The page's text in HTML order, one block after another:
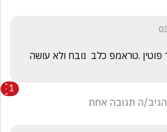
1
הגיב/ה תגובה אחת